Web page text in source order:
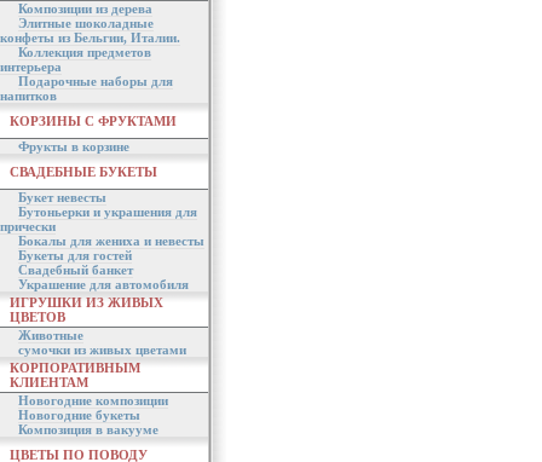
Композиции из дерева
Элитные шоколадные
конфеты из Бельгии, Италии.
Коллекция предметов
интерьера
Подарочные наборы для
напитков
КОРЗИНЫ С ФРУКТАМИ
Фрукты в корзине
СВАДЕБНЫЕ БУКЕТЫ
Букет невесты
Бутоньерки и украшения для
прически
Бокалы для жениха и невесты
Букеты для гостей
Свадебный банкет
Украшение для автомобиля
ИГРУШКИ ИЗ ЖИВЫХ
ЦВЕТОВ
Животные
сумочки из живых цветами
КОРПОРАТИВНЫМ
КЛИЕНТАМ
Новогодние композиции
Новогодние букеты
Композиция в вакууме
ЦВЕТЫ ПО ПОВОДУ